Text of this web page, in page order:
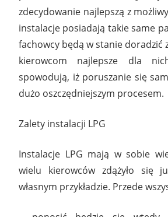
zdecydowanie najlepszą z
instalacje posiadają takie same
fachowcy będą w stanie doradzić
kierowcom najlepsze dla
spowodują, iż poruszanie się
dużo oszczędniejszym procesem.
Zalety instalacji LPG
Instalacje LPG mają w sobie
wielu kierowców zdążyło się
własnym przykładzie. Przede